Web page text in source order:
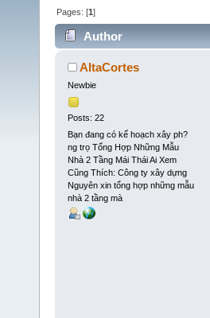
Pages: [1]
Author
AltaCortes
Newbie
Posts: 22
Bạn đang có kế hoạch xây ph?
ng trọ Tổng Hợp Những Mẫu
Nhà 2 Tầng Mái Thái Ai Xem
Cũng Thích: Công ty xây dựng
Nguyên xin tổng hợp những mẫu
nhà 2 tầng mà